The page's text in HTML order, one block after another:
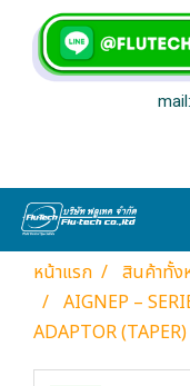
หน้าแรก สินค้าทั้ง
AIGNEP –
ADAPTOR